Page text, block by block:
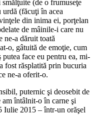
(de o frumuseţe
(făcuţi în acea
din inima ei, porţelan
de mâinile-i care nu
ne-a dăruit toată
o, gâtuită de emoţie, cum
putea face eu pentru ea, mi-
fost răsplatită prin bucuria
ne-a oferit-o.
puternic şi deosebit de
am întâlnit-o în carne şi
Iulie 2015 – într-un orăşel